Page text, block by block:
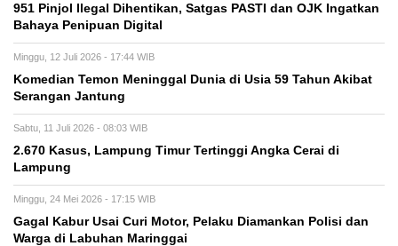
951 Pinjol Ilegal Dihentikan, Satgas PASTI dan OJK Ingatkan
Bahaya Penipuan Digital
Minggu, 12 Juli 2026 - 17:44 WIB
Komedian Temon Meninggal Dunia di Usia 59 Tahun Akibat
Serangan Jantung
Sabtu, 11 Juli 2026 - 08:03 WIB
2.670 Kasus, Lampung Timur Tertinggi Angka Cerai di
Lampung
Minggu, 24 Mei 2026 - 17:15 WIB
Gagal Kabur Usai Curi Motor, Pelaku Diamankan Polisi dan
Warga di Labuhan Maringgai